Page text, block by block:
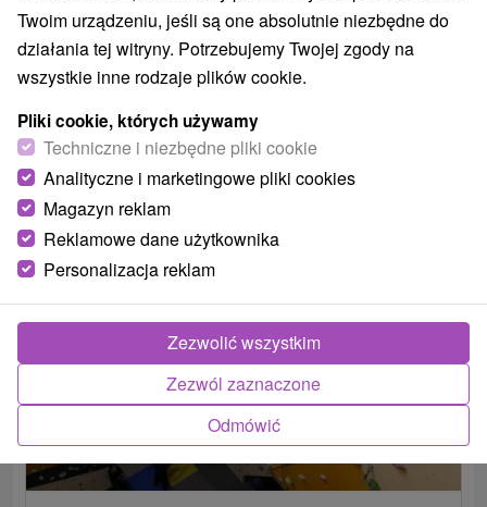
Tarcze (43) Escaperoom(1) Ogrody botaniczne (1)
Muzea i galerie(10) Atrakcje turystyczne (12)
Atrakcje z adrenaliną (8) Kolejki linowe(2)
Tory bobslejowe(1) Jaskinie (2)
Wsie i miasta
Poprad(2) Ždiar(1)
Twoim urządzeniu, jeśli są one absolutnie niezbędne do
działania tej witryny. Potrzebujemy Twojej zgody na
wszystkie inne rodzaje plików cookie.
Pliki cookie, których używamy
Techniczne i niezbędne pliki cookie
Analityczne i marketingowe pliki cookies
Magazyn reklam
Reklamowe dane użytkownika
Personalizacja reklam
Odmówić
Zezwól zaznaczone
Zezwolić wszystkim